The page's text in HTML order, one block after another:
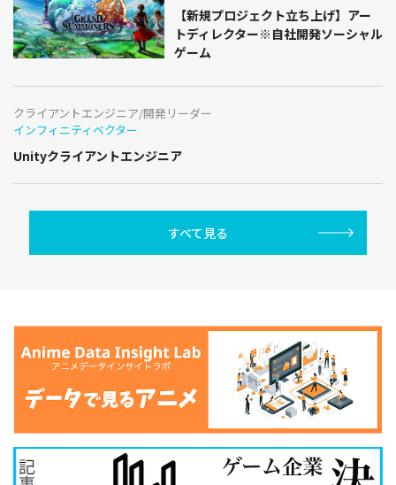
【新規プロジェクト立ち上げ】アー
トディレクター※自社開発ソーシャル
ゲーム
クライアントエンジニア/開発リーダー
インフィニティベクター
Unityクライアントエンジニア
すべて見る